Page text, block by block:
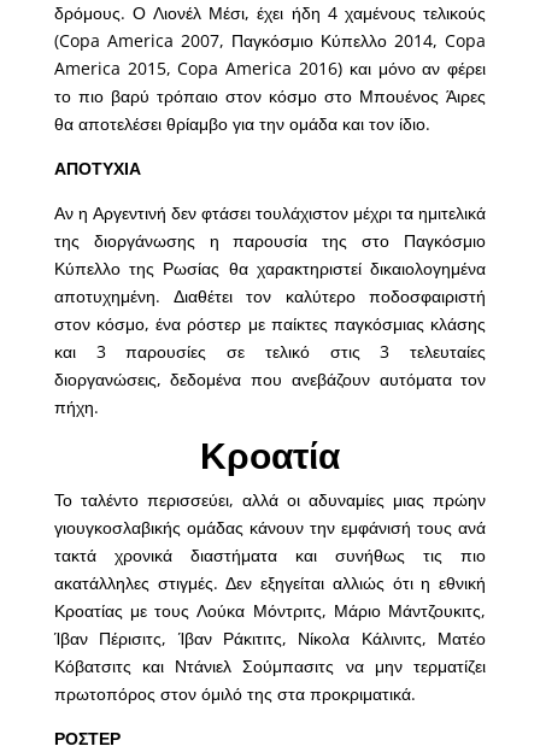
δρόμους. Ο Λιονέλ Μέσι, έχει ήδη 4 χαμένους τελικούς
(Copa America 2007, Παγκόσμιο Κύπελλο 2014, Copa
America 2015, Copa America 2016) και μόνο αν φέρει
το πιο βαρύ τρόπαιο στον κόσμο στο Μπουένος Άιρες
θα αποτελέσει θρίαμβο για την ομάδα και τον ίδιο.
ΑΠΟΤΥΧΙΑ
Αν η Αργεντινή δεν φτάσει τουλάχιστον μέχρι τα ημιτελικά
της διοργάνωσης η παρουσία της στο Παγκόσμιο
Κύπελλο της Ρωσίας θα χαρακτηριστεί δικαιολογημένα
αποτυχημένη. Διαθέτει τον καλύτερο ποδοσφαιριστή
στον κόσμο, ένα ρόστερ με παίκτες παγκόσμιας κλάσης
και 3 παρουσίες σε τελικό στις 3 τελευταίες
διοργανώσεις, δεδομένα που ανεβάζουν αυτόματα τον
πήχη.
Κροατία
Το ταλέντο περισσεύει, αλλά οι αδυναμίες μιας πρώην
γιουγκοσλαβικής ομάδας κάνουν την εμφάνισή τους ανά
τακτά χρονικά διαστήματα και συνήθως τις πιο
ακατάλληλες στιγμές. Δεν εξηγείται αλλιώς ότι η εθνική
Κροατίας με τους Λούκα Μόντριτς, Μάριο Μάντζουκιτς,
Ίβαν Πέρισιτς, Ίβαν Ράκιτιτς, Νίκολα Κάλινιτς, Ματέο
Κόβατσιτς και Ντάνιελ Σούμπασιτς να μην τερματίζει
πρωτοπόρος στον όμιλό της στα προκριματικά.
ΡΟΣΤΕΡ